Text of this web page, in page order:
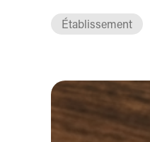
Établissement